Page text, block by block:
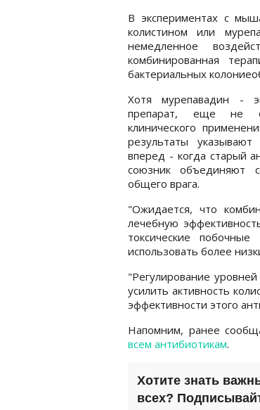
В экспериментах с
колистином или
немедленное
комбинированная
бактериальных
Хотя мурепавадин -
препарат, еще не
клинического
результаты
вперед - когда старый
союзник объединяют
общего врага.
"Ожидается, что
лечебную
токсические
использовать более
"Регулирование
усилить активность
эффективности этого
Напомним, ранее
всем антибиотикам.
Хотите знать
всех?